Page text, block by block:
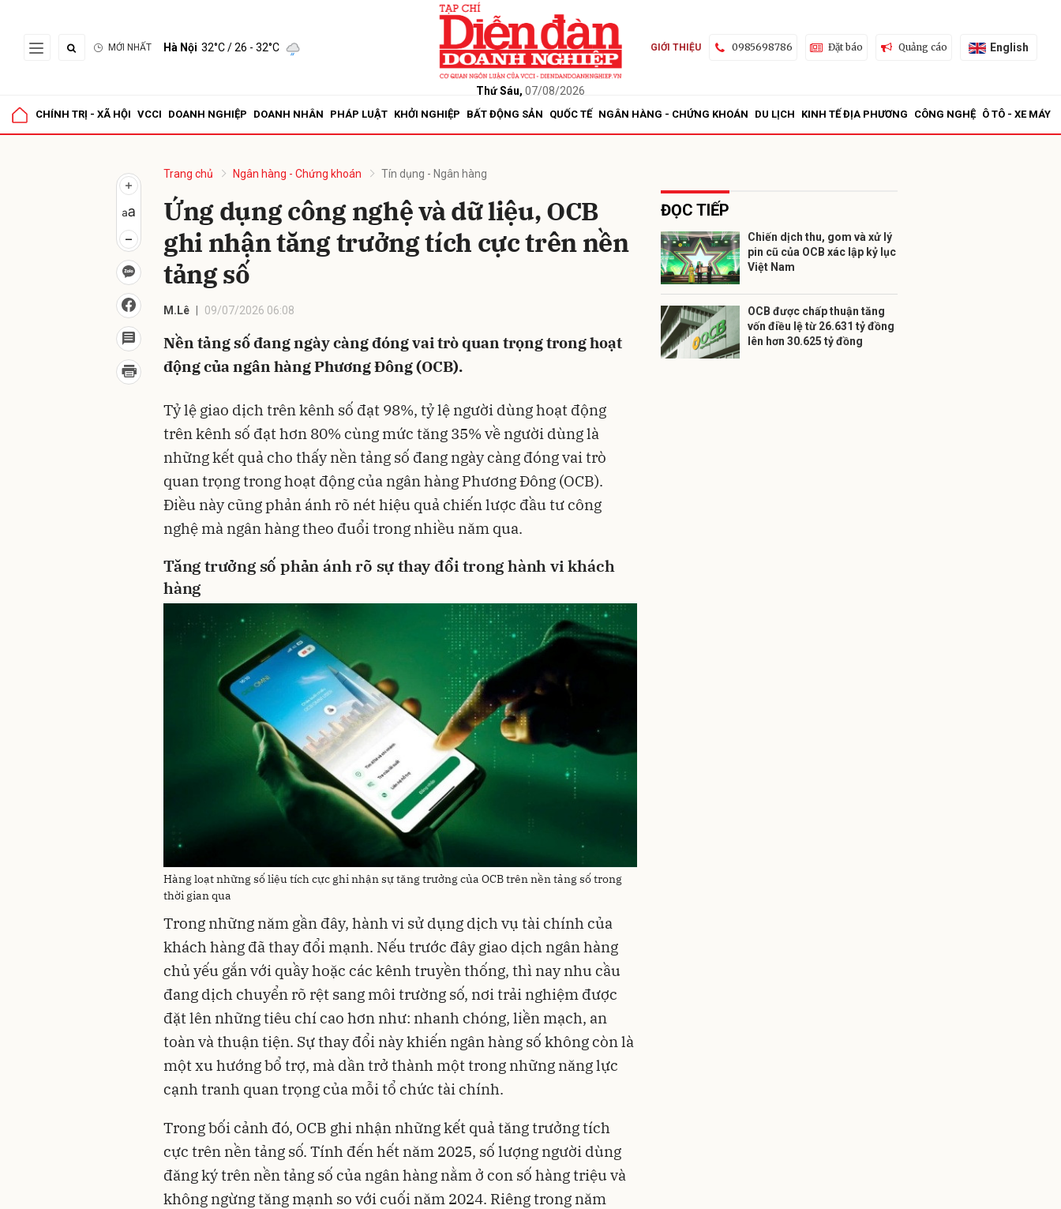
MỚI NHẤT Hà Nội 32°C/ 26 - 32°C
Thứ Sáu, 07/08/2026
GIỚI THIỆU 0985698786 Đặt báo Quảng cáo English
CHÍNH TRỊ - XÃ HỘI VCCI DOANH NGHIỆP DOANH NHÂN PHÁP LUẬT KHỞI NGHIỆP BẤT ĐỘNG SẢN QUỐC TẾ NGÂN HÀNG - CHỨNG KHOÁN DU LỊCH KINH TẾ ĐỊA PHƯƠNG CÔNG NGHỆ Ô TÔ - XE MÁY
Trang chủ Ngân hàng - Chứng khoán Tín dụng - Ngân hàng
Ứng dụng công nghệ và dữ liệu, OCB
ghi nhận tăng trưởng tích cực trên nền
tảng số
M.Lê 09/07/2026 06:08
Nền tảng số đang ngày càng đóng vai trò quan trọng trong hoạt
động của ngân hàng Phương Đông (OCB).
Tỷ lệ giao dịch trên kênh số đạt 98%, tỷ lệ người dùng hoạt động
trên kênh số đạt hơn 80% cùng mức tăng 35% về người dùng là
những kết quả cho thấy nền tảng số đang ngày càng đóng vai trò
quan trọng trong hoạt động của ngân hàng Phương Đông (OCB).
Điều này cũng phản ánh rõ nét hiệu quả chiến lược đầu tư công
nghệ mà ngân hàng theo đuổi trong nhiều năm qua.
Tăng trưởng số phản ánh rõ sự thay đổi trong hành vi khách
hàng
Hàng loạt những số liệu tích cực ghi nhận sự tăng trưởng của OCB trên nền tảng số trong
thời gian qua
Trong những năm gần đây, hành vi sử dụng dịch vụ tài chính của
khách hàng đã thay đổi mạnh. Nếu trước đây giao dịch ngân hàng
chủ yếu gắn với quầy hoặc các kênh truyền thống, thì nay nhu cầu
đang dịch chuyển rõ rệt sang môi trường số, nơi trải nghiệm được
đặt lên những tiêu chí cao hơn như: nhanh chóng, liền mạch, an
toàn và thuận tiện. Sự thay đổi này khiến ngân hàng số không còn là
một xu hướng bổ trợ, mà dần trở thành một trong những năng lực
cạnh tranh quan trọng của mỗi tổ chức tài chính.
Trong bối cảnh đó, OCB ghi nhận những kết quả tăng trưởng tích
cực trên nền tảng số. Tính đến hết năm 2025, số lượng người dùng
đăng ký trên nền tảng số của ngân hàng nằm ở con số hàng triệu và
không ngừng tăng mạnh so với cuối năm 2024. Riêng trong năm
ĐỌC TIẾP
Chiến dịch thu, gom và xử lý
pin cũ của OCB xác lập kỷ lục
Việt Nam
OCB được chấp thuận tăng
vốn điều lệ từ 26.631 tỷ đồng
lên hơn 30.625 tỷ đồng
Gửi